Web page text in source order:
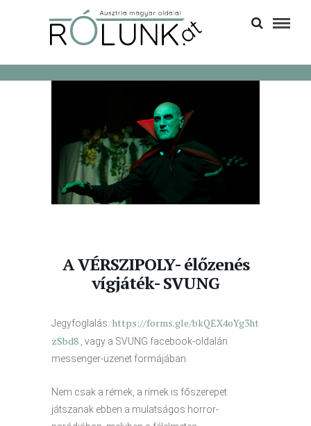
A VÉRSZIPOLY- élőzenés
vígjáték- SVUNG
Jegyfoglalás: https://forms.gle/bkQEX4oYg3ht
zSbd8 , vagy a SVUNG facebook-oldalán
messenger-üzenet formájában.
Nem csak a rémek, a rímek is főszerepet
játszanak ebben a mulatságos horror-